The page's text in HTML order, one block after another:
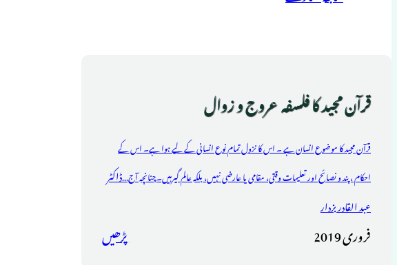
قرآن مجید کا فلسفہ عروج و زوال
قرآن مجید کا موضوع انسان ہے ۔ اس کا نزول تمام نوع انسانی کے لیے ہوا ہے۔ اس کے
احکام ، پند و نصائح اور تعلیمات وقتی، مقامی یا عارضی نہیں، بلکہ عالم گیرہیں۔چنانچہ آج...ڈاکٹر
عبد القادر بزدار
فروری 2019 پڑھیں